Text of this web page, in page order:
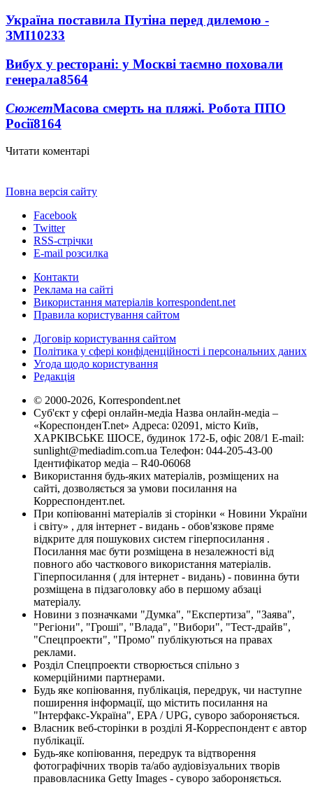
Україна поставила Путіна перед дилемою -
ЗМІ10233
Вибух у ресторані: у Москві таємно поховали
генерала8564
СюжетМасова смерть на пляжі. Робота ППО
Росії8164
Читати коментарі
Повна версія сайту
Facebook
Twitter
RSS-стрічки
E-mail розсилка
Контакти
Реклама на сайті
Використання матеріалів korrespondent.net
Правила користування сайтом
Договір користування сайтом
Політика у сфері конфіденційності і персональних даних
Угода щодо користування
Редакція
© 2000-2026, Korrespondent.net
Суб'єкт у сфері онлайн-медіа Назва онлайн-медіа –
«КореспонденТ.net» Адреса: 02091, місто Київ,
ХАРКІВСЬКЕ ШОСЕ, будинок 172-Б, офіс 208/1 E-mail:
sunlight@mediadim.com.ua Телефон: 044-205-43-00
Ідентифікатор медіа – R40-06068
Використання будь-яких матеріалів, розміщених на
сайті, дозволяється за умови посилання на
Корреспондент.net.
При копіюванні матеріалів зі сторінки « Новини України
і світу» , для інтернет - видань - обов'язкове пряме
відкрите для пошукових систем гіперпосилання .
Посилання має бути розміщена в незалежності від
повного або часткового використання матеріалів.
Гіперпосилання ( для інтернет - видань) - повинна бути
розміщена в підзаголовку або в першому абзаці
матеріалу.
Новини з позначками "Думка", "Експертиза", "Заява",
"Регіони", "Гроші", "Влада", "Вибори", "Тест-драйв",
"Спецпроекти", "Промо" публікуються на правах
реклами.
Розділ Спецпроекти створюється спільно з
комерційними партнерами.
Будь яке копіювання, публікація, передрук, чи наступне
поширення інформації, що містить посилання на
"Інтерфакс-Україна", EPA / UPG, суворо забороняється.
Власник веб-сторінки в розділі Я-Корреспондент є автор
публікації.
Будь-яке копіювання, передрук та відтворення
фотографічних творів та/або аудіовізуальних творів
правовласника Getty Images - суворо забороняється.